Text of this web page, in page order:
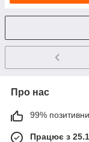
Про нас
99%
Працює з